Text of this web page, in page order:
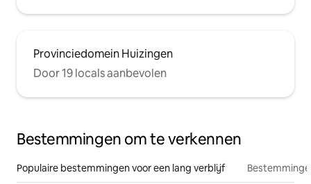
Provinciedomein Huizingen
Door 19 locals aanbevolen
Bestemmingen om te verkennen
Populaire bestemmingen voor een lang verblijf